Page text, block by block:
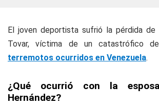
El joven deportista sufrió la pérdida de
Tovar, víctima de un catastrófico
terremotos ocurridos en Venezuela.
¿Qué ocurrió con la
Hernández?